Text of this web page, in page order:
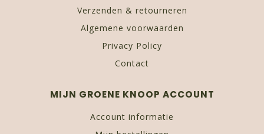
Verzenden & retourneren
Algemene voorwaarden
Privacy Policy
Contact
MIJN GROENE KNOOP ACCOUNT
Account informatie